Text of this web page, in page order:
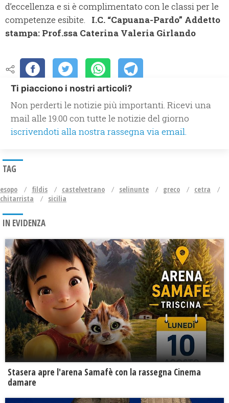
d’eccellenza e si è complimentato con le classi per le
competenze esibite. I.C. “Capuana-Pardo” Addetto
stampa: Prof.ssa Caterina Valeria Girlando
Ti piacciono i nostri articoli?
Non perderti le notizie più importanti. Ricevi una
mail alle 19.00 con tutte le notizie del giorno
iscrivendoti alla nostra rassegna via email.
TAG
esopo fildis castelvetrano selinunte greco
cetra
chitarrista
sicilia
IN EVIDENZA
Stasera apre l'arena Samafè con la rassegna Cinema
damare